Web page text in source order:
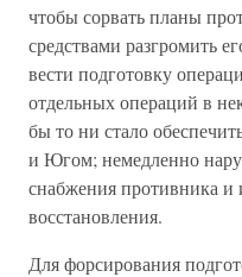
чтобы сорвать планы
средствами разгромить
вести подготовку
отдельных операций в
бы то ни стало
и Югом; немедленно
снабжения противника и
восстановления.
Для форсирования